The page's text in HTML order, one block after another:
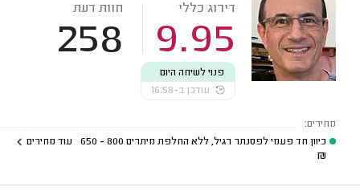
דירוג כללי
9.95
חוות דעת
258
פנוי לשיחה היום
עודכן ב-16:58
מחירים:
כיוון חד פעמי לפסנתר רגיל, ללא החלפת מיתרים 800 - 650
₪
עוד מחירים